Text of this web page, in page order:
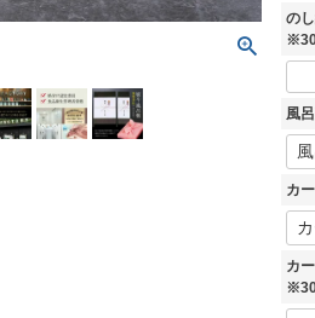
の
風
カ
カ